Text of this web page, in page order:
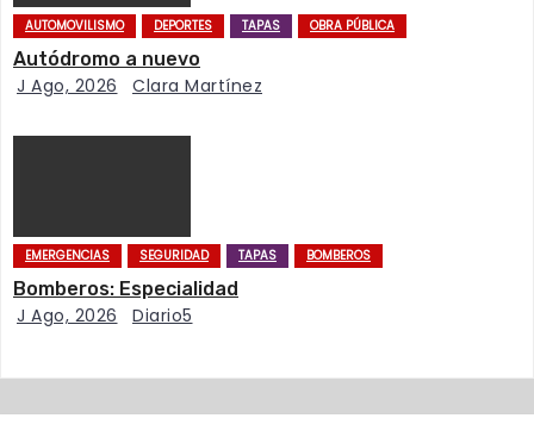
e
n
t
a
d
s
AUTOMOVILISMO DEPORTES TAPAS OBRA PÚBLICA
Autódromo a nuevo
J Ago, 2026 Clara Martínez
EMERGENCIAS SEGURIDAD TAPAS BOMBEROS
Bomberos: Especialidad
J Ago, 2026 Diario5